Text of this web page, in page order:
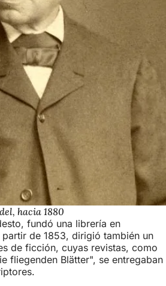
hacia 1880
fundó una librería en
de 1853, dirigió también un
de ficción, cuyas revistas, como
fliegenden Blätter", se entregaban